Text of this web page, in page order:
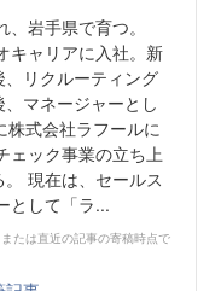
岩手県で育つ。
キャリアに入社。新
リクルーティング
マネージャーとし
株式会社ラフールに
ェック事業の立ち上
現在は、セールス
として「ラ...
たは直近の記事の寄稿時点で